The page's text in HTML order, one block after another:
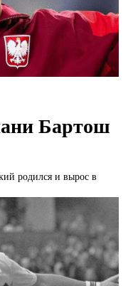
Бартош
родился и вырос в